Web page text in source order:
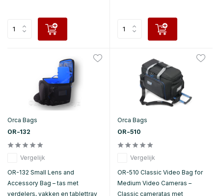
Orca Bags
OR-132
Vergelijk
OR-132 Small Lens and
Accessory Bag – tas met
verdelers, vakken en tablettray
Orca Bags
OR-510
Vergelijk
OR-510 Classic Video Bag for
Medium Video Cameras –
Classic cameratas met